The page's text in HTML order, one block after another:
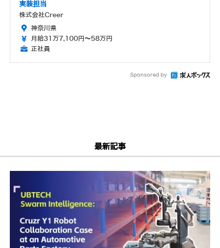
実装担当
株式会社Creer
神奈川県
月給31万7,100円～58万円
正社員
Sponsored by
最新記事